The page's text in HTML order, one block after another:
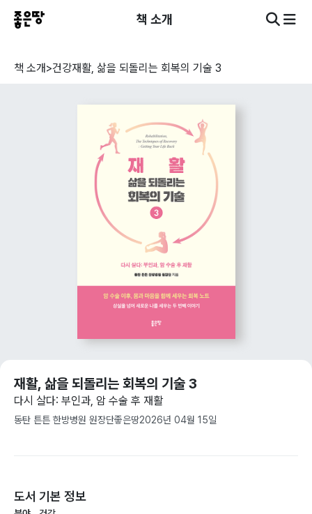
책 소개
책 소개>건강재활, 삶을 되돌리는 회복의 기술 3
재활, 삶을 되돌리는 회복의 기술 3
다시 살다: 부인과, 암 수술 후 재활
동탄 튼튼 한방병원 원장단좋은땅2026년 04월 15일
도서 기본 정보